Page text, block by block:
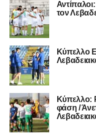
τον
Κύπελλο
Κύπελλο:
φάση /